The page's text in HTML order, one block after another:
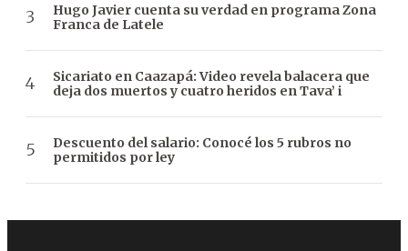
Hugo Javier cuenta su verdad en programa Zona
Franca de Latele
Sicariato en Caazapá: Video revela balacera que
deja dos muertos y cuatro heridos en Tava’ i
Descuento del salario: Conocé los 5 rubros no
permitidos por ley